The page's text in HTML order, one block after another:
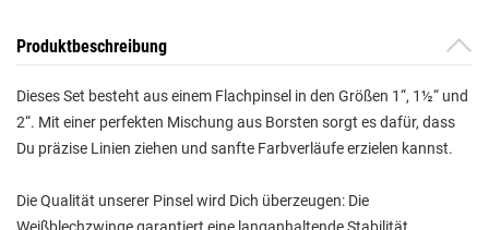
Produktbeschreibung
Dieses Set besteht aus einem Flachpinsel in den Größen 1“, 1½“ und
2“. Mit einer perfekten Mischung aus Borsten sorgt es dafür, dass
Du präzise Linien ziehen und sanfte Farbverläufe erzielen kannst.
Die Qualität unserer Pinsel wird Dich überzeugen: Die
Weißblechzwinge garantiert eine langanhaltende Stabilität,